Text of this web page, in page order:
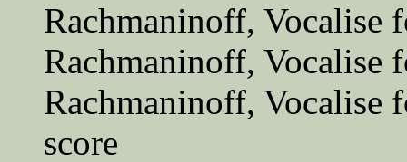
Rachmaninoff, Vocalise
Rachmaninoff, Vocalise
Rachmaninoff, Vocalise
score